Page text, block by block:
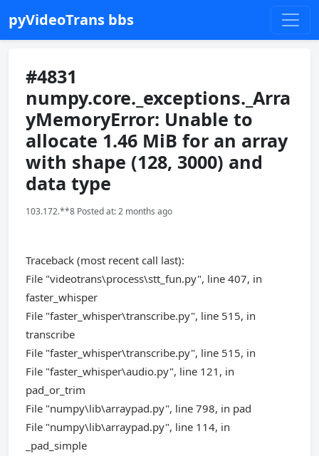
pyVideoTrans bbs
#4831
numpy.core._exceptions._Arra
yMemoryError: Unable to
allocate 1.46 MiB for an array
with shape (128, 3000) and
data type
103.172.**8 Posted at: 2 months ago
Traceback (most recent call last):
File "videotrans\process\stt_fun.py", line 407, in
faster_whisper
File "faster_whisper\transcribe.py", line 515, in
transcribe
File "faster_whisper\transcribe.py", line 515, in
File "faster_whisper\audio.py", line 121, in
pad_or_trim
File "numpy\lib\arraypad.py", line 798, in pad
File "numpy\lib\arraypad.py", line 114, in
_pad_simple